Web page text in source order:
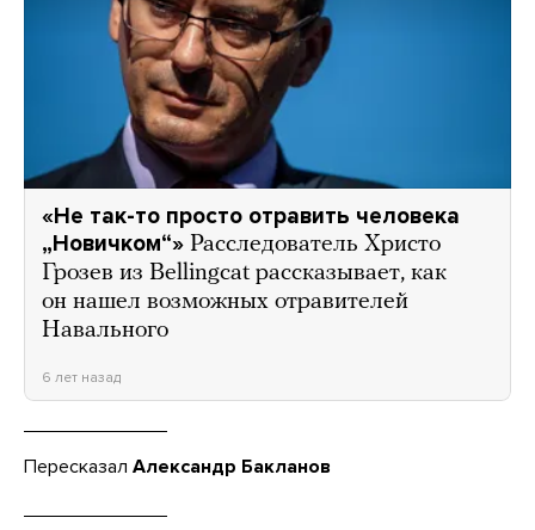
«Не так-то просто отравить человека
„Новичком“» Расследователь Христо
Грозев из Bellingcat рассказывает, как
он нашел возможных отравителей
Навального
6 лет назад
Пересказал Александр Бакланов